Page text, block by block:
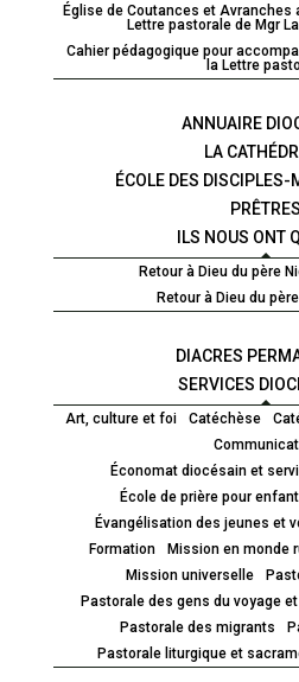
Église de Coutances et Avranches
Lettre pastorale de Mgr
Cahier pédagogique pour
la Lettre
ANNUAIRE
LA
ÉCOLE DES
PRÊTRES
ILS NOUS ONT
Retour à Dieu du père
Retour à Dieu du
DIACRES
SERVICES
Art, culture et foi Catéchèse
Économat diocésain et
École de prière pour
Évangélisation des jeunes et
Formation
Mission en monde
Mission universelle
Pastorale des gens du voyage
Pastorale des migrants
Pastorale liturgique et